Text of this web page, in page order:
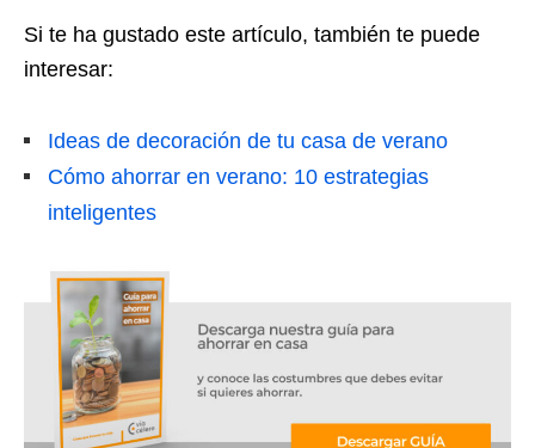
Si te ha gustado este artículo, también te puede
interesar:
Ideas de decoración de tu casa de verano
Cómo ahorrar en verano: 10 estrategias
inteligentes